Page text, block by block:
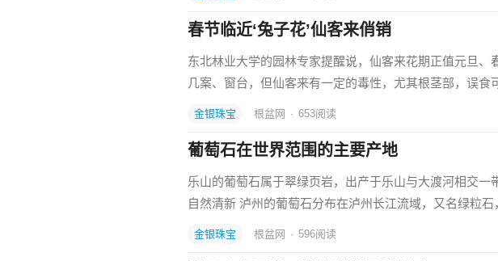
春节临近‘兔子花’仙客来俏销
东北林业大学的园林专家提醒说，仙客来花期正值元旦、
几案、窗台，但仙客来有一定的毒性，尤其根茎部，误
金银珠宝 根盆网 · 653阅读
葡萄石在世界范围的主要产地
乐山的葡萄石属于翠绿页岩，出产于乐山与大渡河相交一
自然清新 泸州的葡萄石分布在泸州长江流域，又名绿粒
金银珠宝 根盆网 · 596阅读